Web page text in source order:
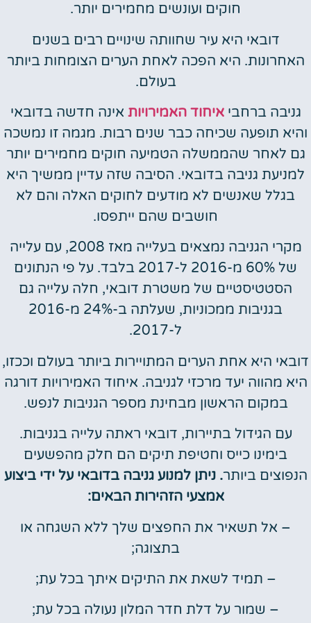
חוקים ועונשים מחמירים יותר.
דובאי היא עיר שחוותה שינויים רבים בשנים
האחרונות. היא הפכה לאחת הערים הצומחות ביותר
בעולם.
גניבה ברחביאיחוד האמירויות אינה חדשה בדובאי
והיא תופעה שכיחה כבר שנים רבות. מגמה זו נמשכה
גם לאחר שהממשלה הטמיעה חוקים מחמירים יותר
למניעת גניבה בדובאי. הסיבה שזה עדיין ממשיך היא
בגלל שאנשים לא מודעים לחוקים האלה והם לא
חושבים שהם ייתפסו.
מקרי הגניבה נמצאים בעלייה מאז 2008, עם עלייה
של 60% מ-2016 ל-2017 בלבד. על פי הנתונים
הסטטיסטיים של משטרת דובאי, חלה עלייה גם
בגניבות ממכוניות, שעלתה ב-24% מ-2016
ל-2017.
דובאי היא אחת הערים המתויירות ביותר בעולם וככזו,
היא מהווה יעד מרכזי לגניבה. איחוד האמירויות דורגה
במקום הראשון מבחינת מספר הגניבות לנפש.
עם הגידול בתיירות, דובאי ראתה עלייה בגניבות.
בימינו כייס וחטיפת תיקים הם חלק מהפשעים
הנפוצים ביותר. ניתן למנוע גניבה בדובאי על ידי ביצוע
אמצעי הזהירות הבאים:
– אל תשאיר את החפצים שלך ללא השגחה או
בתצוגה;
– תמיד לשאת את התיקים איתך בכל עת;
– שמור על דלת חדר המלון נעולה בכל עת;